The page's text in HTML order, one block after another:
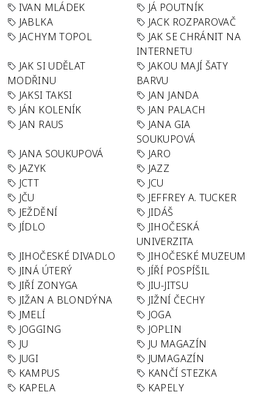
IVAN MLÁDEK
JÁ POUTNÍK
JABLKA
JACK ROZPAROVAČ
JACHYM TOPOL
JAK SE CHRÁNIT NA
INTERNETU
JAK SI UDĚLAT
MODŘINU
JAKOU MAJÍ ŠATY
BARVU
JAKSI TAKSI
JAN JANDA
JÁN KOLENÍK
JAN PALACH
JAN RAUS
JANA GIA
SOUKUPOVÁ
JANA SOUKUPOVÁ
JARO
JAZYK
JAZZ
JCTT
JCU
JČU
JEFFREY A. TUCKER
JEŽDĚNÍ
JIDÁŠ
JÍDLO
JIHOČESKÁ
UNIVERZITA
JIHOČESKÉ DIVADLO
JIHOČESKÉ MUZEUM
JINÁ ÚTERÝ
JÍŘÍ POSPÍŠIL
JIŘÍ ZONYGA
JIU-JITSU
JIŽAN A BLONDÝNA
JIŽNÍ ČECHY
JMELÍ
JOGA
JOGGING
JOPLIN
JU
JU MAGAZÍN
JUGI
JUMAGAZÍN
KAMPUS
KANČÍ STEZKA
KAPELA
KAPELY